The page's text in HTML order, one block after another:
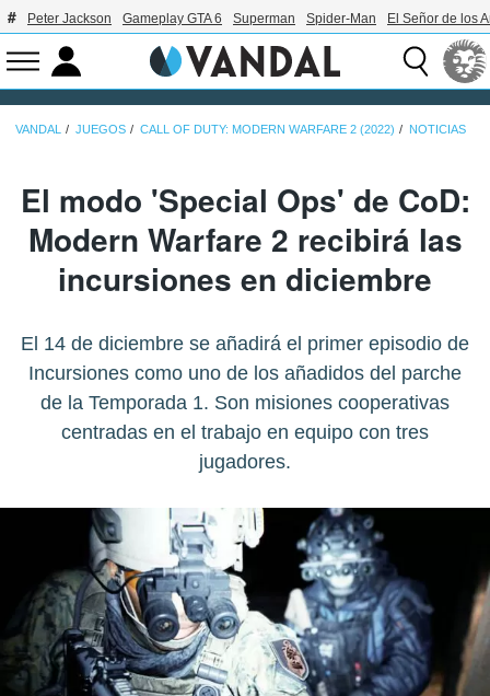
Peter Jackson Gameplay GTA 6 Superman Spider-Man El Señor de los
VANDAL JUEGOS CALL OF DUTY: MODERN WARFARE 2 (2022) NOTICIAS
El modo 'Special Ops' de CoD:
Modern Warfare 2 recibirá las
incursiones en diciembre
El 14 de diciembre se añadirá el primer episodio de
Incursiones como uno de los añadidos del parche
de la Temporada 1. Son misiones cooperativas
centradas en el trabajo en equipo con tres
jugadores.